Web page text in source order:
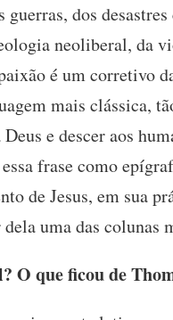
dos
neoliberal, da
é um corretivo
mais clássica,
e descer aos
frase como
de Jesus, em sua
uma das colunas
O que ficou de